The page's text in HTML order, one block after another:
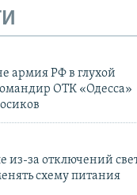
армия РФ в глухой
ОТК «Одесса»
из-за отключений
схему питания